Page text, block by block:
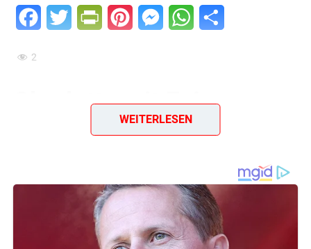
FacebookTwitter PrintFriendly
PinterestMessengerWhatsApp
2
Charlotte mit Feigen
Diese Zutaten brauchen wir…
WEITERLESEN